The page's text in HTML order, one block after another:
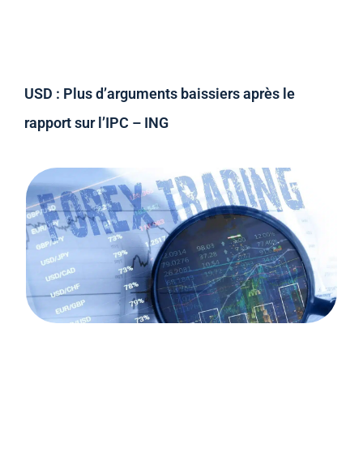
USD : Plus d’arguments baissiers après le
rapport sur l’IPC – ING